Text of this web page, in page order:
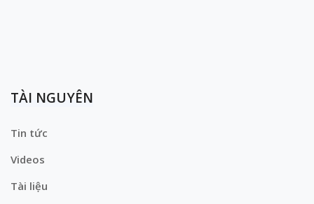
TÀI NGUYÊN
Tin tức
Videos
Tài liệu